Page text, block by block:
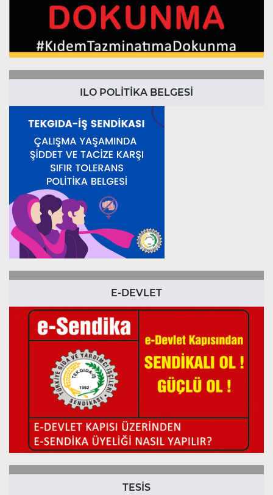
ILO POLİTİKA BELGESİ
E-DEVLET
TESİS